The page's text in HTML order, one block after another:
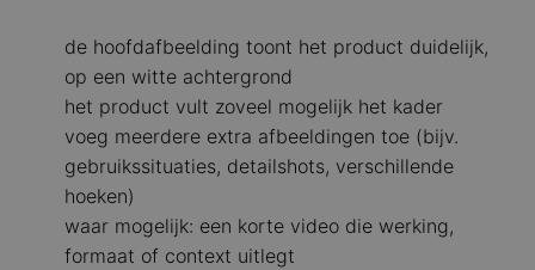
de hoofdafbeelding toont het product duidelijk,
op een witte achtergrond
het product vult zoveel mogelijk het kader
voeg meerdere extra afbeeldingen toe (bijv.
gebruikssituaties, detailshots, verschillende
hoeken)
waar mogelijk: een korte video die werking,
formaat of context uitlegt